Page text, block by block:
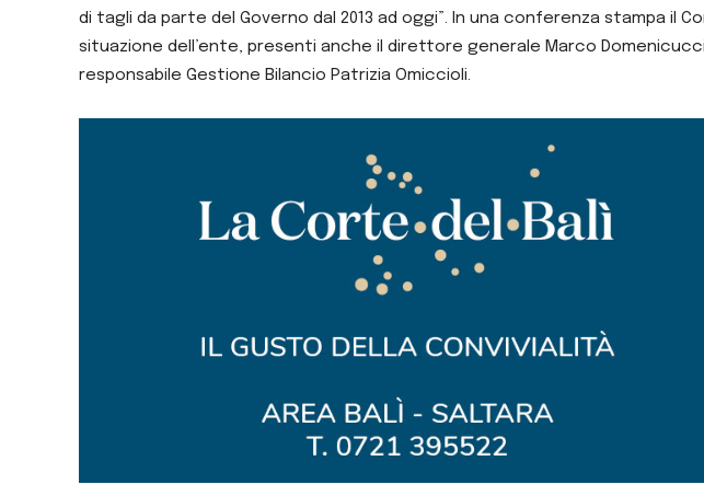
di tagli da parte del Governo dal 2013 ad oggi”. In una conferenza stampa il
situazione dell’ente, presenti anche il direttore generale Marco
responsabile Gestione Bilancio Patrizia Omiccioli.